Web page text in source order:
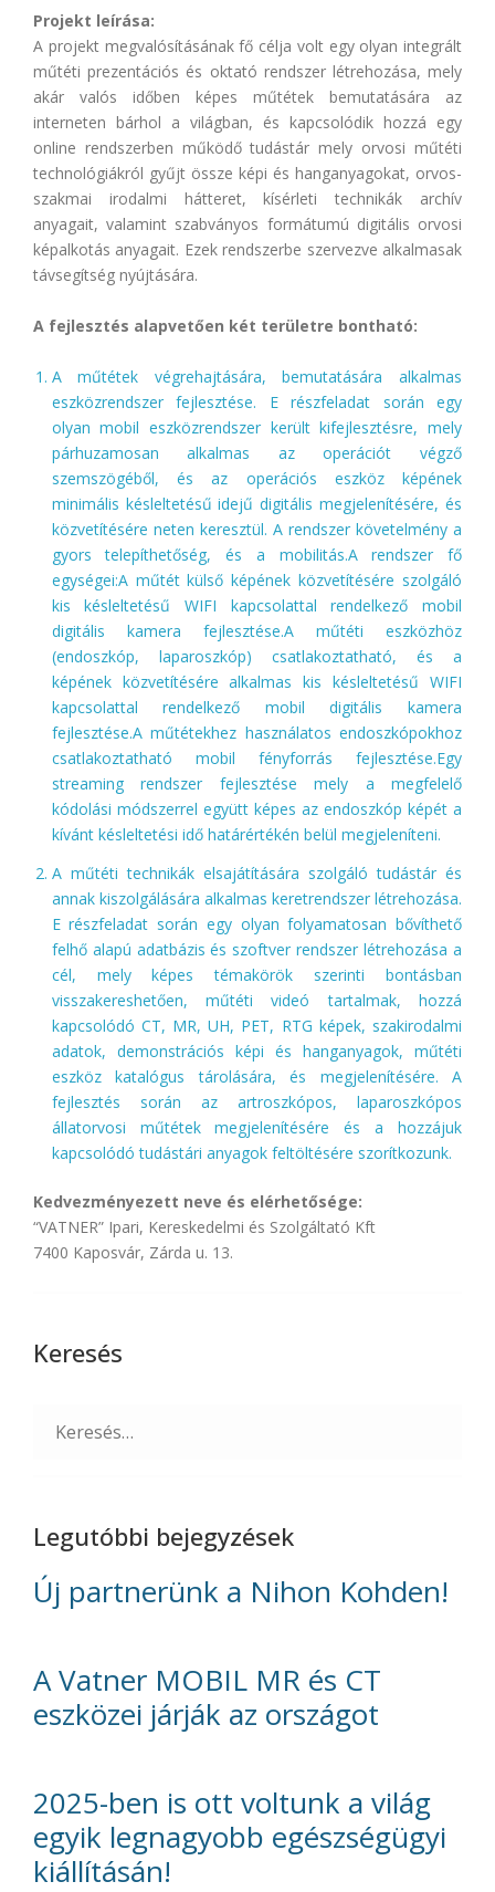
Projekt leírása:
A projekt megvalósításának fő célja volt egy olyan integrált
műtéti prezentációs és oktató rendszer létrehozása, mely
akár valós időben képes műtétek bemutatására az
interneten bárhol a világban, és kapcsolódik hozzá egy
online rendszerben működő tudástár mely orvosi műtéti
technológiákról gyűjt össze képi és hanganyagokat, orvos-
szakmai irodalmi hátteret, kísérleti technikák archív
anyagait, valamint szabványos formátumú digitális orvosi
képalkotás anyagait. Ezek rendszerbe szervezve alkalmasak
távsegítség nyújtására.
A fejlesztés alapvetően két területre bontható:
A műtétek végrehajtására, bemutatására alkalmas
eszközrendszer fejlesztése. E részfeladat során egy
olyan mobil eszközrendszer került kifejlesztésre, mely
párhuzamosan alkalmas az operációt végző
szemszögéből, és az operációs eszköz képének
minimális késleltetésű idejű digitális megjelenítésére, és
közvetítésére neten keresztül. A rendszer követelmény a
gyors telepíthetőség, és a mobilitás.A rendszer fő
egységei:A műtét külső képének közvetítésére szolgáló
kis késleltetésű WIFI kapcsolattal rendelkező mobil
digitális kamera fejlesztése.A műtéti eszközhöz
(endoszkóp, laparoszkóp) csatlakoztatható, és a
képének közvetítésére alkalmas kis késleltetésű WIFI
kapcsolattal rendelkező mobil digitális kamera
fejlesztése.A műtétekhez használatos endoszkópokhoz
csatlakoztatható mobil fényforrás fejlesztése.Egy
streaming rendszer fejlesztése mely a megfelelő
kódolási módszerrel együtt képes az endoszkóp képét a
kívánt késleltetési idő határértékén belül megjeleníteni.
A műtéti technikák elsajátítására szolgáló tudástár és
annak kiszolgálására alkalmas keretrendszer létrehozása.
E részfeladat során egy olyan folyamatosan bővíthető
felhő alapú adatbázis és szoftver rendszer létrehozása a
cél, mely képes témakörök szerinti bontásban
visszakereshetően, műtéti videó tartalmak, hozzá
kapcsolódó CT, MR, UH, PET, RTG képek, szakirodalmi
adatok, demonstrációs képi és hanganyagok, műtéti
eszköz katalógus tárolására, és megjelenítésére. A
fejlesztés során az artroszkópos, laparoszkópos
állatorvosi műtétek megjelenítésére és a hozzájuk
kapcsolódó tudástári anyagok feltöltésére szorítkozunk.
Kedvezményezett neve és elérhetősége:
“VATNER” Ipari, Kereskedelmi és Szolgáltató Kft
7400 Kaposvár, Zárda u. 13.
Keresés
Legutóbbi bejegyzések
Új partnerünk a Nihon Kohden!
A Vatner MOBIL MR és CT
eszközei járják az országot
2025-ben is ott voltunk a világ
egyik legnagyobb egészségügyi
kiállításán!